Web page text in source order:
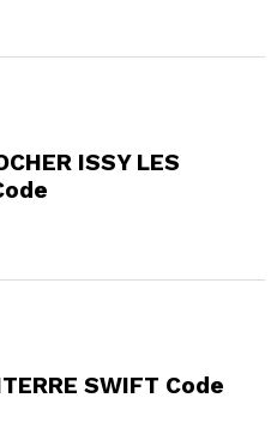
ISSY LES
SWIFT Code